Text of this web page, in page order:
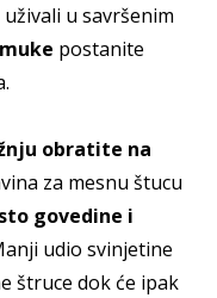
u savršenim
postanite
obratite na
za mesnu štucu
govedine i
udio svinjetine
štruce dok će ipak